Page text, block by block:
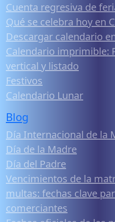
Cuenta regresiva de
Qué se celebra hoy en
Descargar calendario
Calendario imprimible:
vertical y listado
Festivos
Calendario Lunar
Blog
Día Internacional de la
Día de la Madre
Día del Padre
Vencimientos de la
multas: fechas clave
comerciantes